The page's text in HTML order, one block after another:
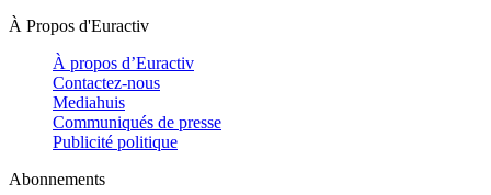
À Propos d'Euractiv
À propos d’Euractiv
Contactez-nous
Mediahuis
Communiqués de presse
Publicité politique
Abonnements